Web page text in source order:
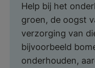
Help bij het
groen, de oogst
verzorging van
bijvoorbeeld
onderhouden,